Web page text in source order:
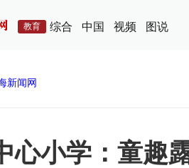
教育 综合 中国 视频 图说
新闻网
心小学：童趣